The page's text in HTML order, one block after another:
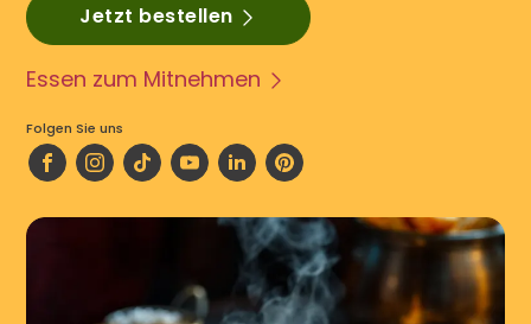
Jetzt bestellen
Essen zum Mitnehmen
Folgen Sie uns